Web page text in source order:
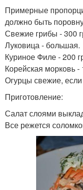
Примерные
должно быть
Свежие грибы - 300
Луковица - большая.
Куриное Филе - 200
Корейская морковь -
Огурцы свежие,
Приготовление:
Салат слоями
Все режется